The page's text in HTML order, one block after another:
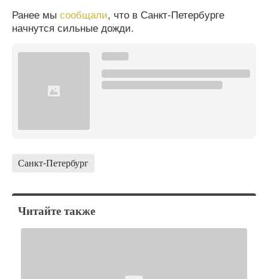
Ранее мы сообщали, что в Санкт-Петербурге
начнутся сильные дожди.
Санкт-Петербург
Читайте также